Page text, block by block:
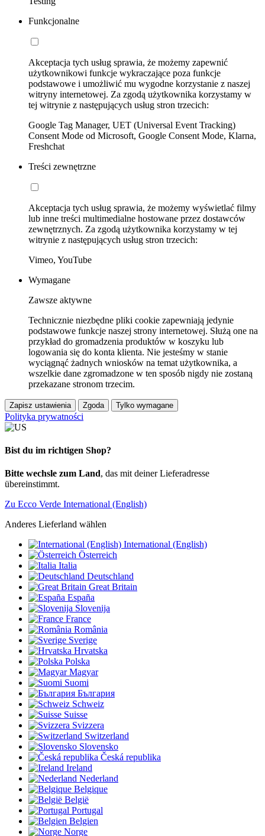
Funkcjonalne
Akceptacja tych usług sprawia, że możemy zapewnić
użytkownikowi funkcje wykraczające poza funkcje
podstawowe i umożliwić mu wygodne korzystanie z naszej
witryny internetowej. Za zgodą użytkownika korzystamy w
tej witrynie z następujących usług stron trzecich:
Google Tag Manager, UET (Universal Event Tracking)
Consent Mode od Microsoft, Google Consent Mode, Klarna,
Freshchat
Treści zewnętrzne
Akceptacja tych usług sprawia, że możemy wyświetlać filmy
lub inne treści multimedialne hostowane przez dostawców
zewnętrznych. Za zgodą użytkownika korzystamy w tej
witrynie z następujących usług stron trzecich:
Vimeo, YouTube
Wymagane
Zawsze aktywne
Technicznie niezbędne pliki cookie zapewniają jedynie
podstawowe funkcje naszej strony internetowej. Służą one na
przykład do gromadzenia produktów w koszyku lub
logowania się do konta klienta. Nie jesteśmy w stanie
wyciągnąć żadnych wniosków na temat użytkownika, a
wszelkie dane zgromadzone w ten sposób nigdy nie zostaną
przekazane stronom trzecim.
Zapisz ustawienia Zgoda Tylko wymagane
Polityka prywatności
Bist du im richtigen Shop?
Bitte wechsle zum Land, das mit deiner Lieferadresse
übereinstimmt.
Zu Ecco Verde International (English)
Anderes Lieferland wählen
International (English)
Österreich
Italia
Deutschland
Great Britain
España
Slovenija
France
România
Sverige
Hrvatska
Polska
Magyar
Suomi
България
Schweiz
Suisse
Svizzera
Switzerland
Slovensko
Česká republika
Ireland
Nederland
Belgique
België
Portugal
Belgien
Norge